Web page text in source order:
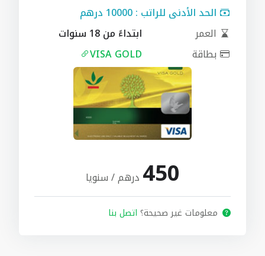
الحد الأدنى للراتب : 10000 درهم
العمر
ابتداءً من 18 سنوات
بطاقة
VISA GOLD
450 درهم / سنويا
معلومات غير صحيحة؟ اتصل بنا